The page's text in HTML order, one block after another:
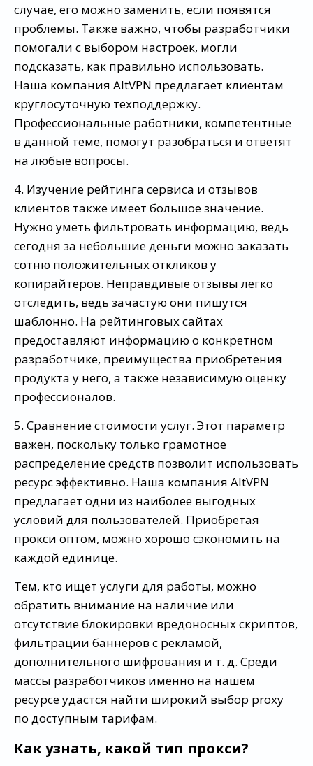
случае, его можно заменить, если появятся
проблемы. Также важно, чтобы разработчики
помогали с выбором настроек, могли
подсказать, как правильно использовать.
Наша компания AltVPN предлагает клиентам
круглосуточную техподдержку.
Профессиональные работники, компетентные
в данной теме, помогут разобраться и ответят
на любые вопросы.
4. Изучение рейтинга сервиса и отзывов
клиентов также имеет большое значение.
Нужно уметь фильтровать информацию, ведь
сегодня за небольшие деньги можно заказать
сотню положительных откликов у
копирайтеров. Неправдивые отзывы легко
отследить, ведь зачастую они пишутся
шаблонно. На рейтинговых сайтах
предоставляют информацию о конкретном
разработчике, преимущества приобретения
продукта у него, а также независимую оценку
профессионалов.
5. Сравнение стоимости услуг. Этот параметр
важен, поскольку только грамотное
распределение средств позволит использовать
ресурс эффективно. Наша компания AltVPN
предлагает одни из наиболее выгодных
условий для пользователей. Приобретая
прокси оптом, можно хорошо сэкономить на
каждой единице.
Тем, кто ищет услуги для работы, можно
обратить внимание на наличие или
отсутствие блокировки вредоносных скриптов,
фильтрации баннеров с рекламой,
дополнительного шифрования и т. д. Среди
массы разработчиков именно на нашем
ресурсе удастся найти широкий выбор proxy
по доступным тарифам.
Как узнать, какой тип прокси?